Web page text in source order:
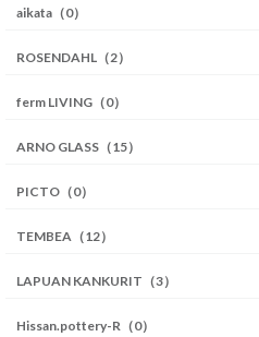
aikata（0）
ROSENDAHL（2）
ferm LIVING（0）
ARNO GLASS（15）
PICTO（0）
TEMBEA（12）
LAPUAN KANKURIT（3）
Hissan.pottery-R（0）